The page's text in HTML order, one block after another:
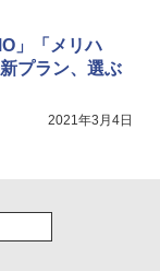
」「メリハ
プラン、選ぶ
2021年3月4日